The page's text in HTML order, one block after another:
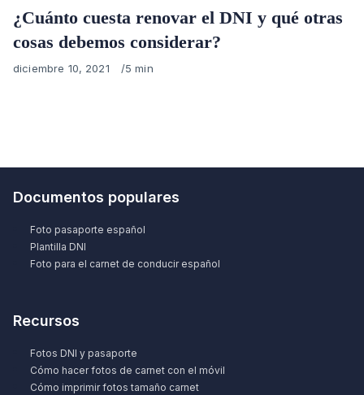
¿Cuánto cuesta renovar el DNI y qué otras
cosas debemos considerar?
Published
diciembre 10, 2021 5 min
Documentos populares
Foto pasaporte español
Plantilla DNI
Foto para el carnet de conducir español
Recursos
Fotos DNI y pasaporte
Cómo hacer fotos de carnet con el móvil
Cómo imprimir fotos tamaño carnet